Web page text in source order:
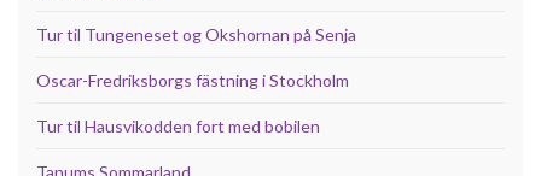
Tur til Tungeneset og Okshornan på Senja
Oscar-Fredriksborgs fästning i Stockholm
Tur til Hausvikodden fort med bobilen
Tanums Sommarland